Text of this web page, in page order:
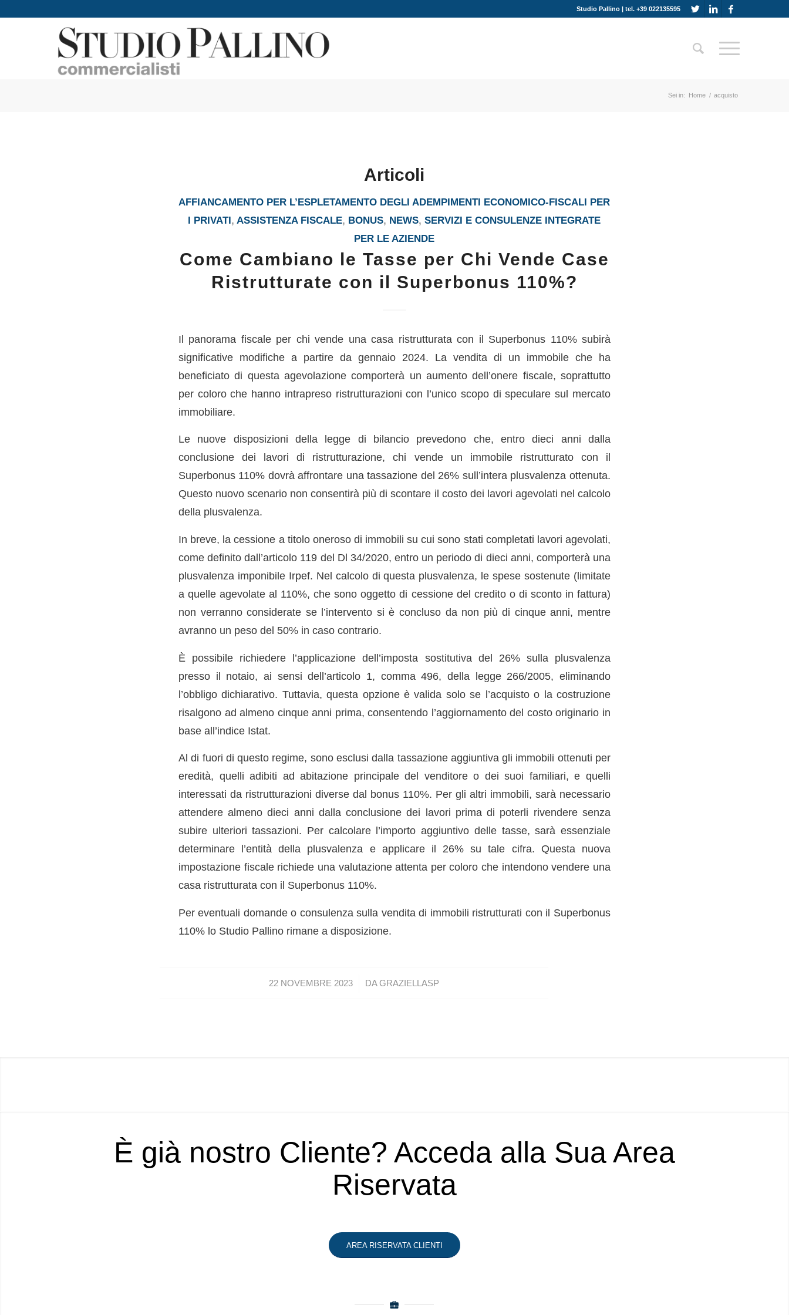
Studio Pallino | tel. +39 022135595
Sei in: Home / acquisto
Articoli
AFFIANCAMENTO PER L’ESPLETAMENTO DEGLI ADEMPIMENTI ECONOMICO-FISCALI PER
I PRIVATI,ASSISTENZA FISCALE, BONUS, NEWS,SERVIZI E CONSULENZE INTEGRATE
PER LE AZIENDE
Come Cambiano le Tasse per Chi Vende Case
Ristrutturate con il Superbonus 110%?
Il panorama fiscale per chi vende una casa ristrutturata con il Superbonus 110% subirà
significative modifiche a partire da gennaio 2024. La vendita di un immobile che ha
beneficiato di questa agevolazione comporterà un aumento dell’onere fiscale, soprattutto
per coloro che hanno intrapreso ristrutturazioni con l’unico scopo di speculare sul mercato
immobiliare.
Le nuove disposizioni della legge di bilancio prevedono che, entro dieci anni dalla
conclusione dei lavori di ristrutturazione, chi vende un immobile ristrutturato con il
Superbonus 110% dovrà affrontare una tassazione del 26% sull’intera plusvalenza ottenuta.
Questo nuovo scenario non consentirà più di scontare il costo dei lavori agevolati nel calcolo
della plusvalenza.
In breve, la cessione a titolo oneroso di immobili su cui sono stati completati lavori agevolati,
come definito dall’articolo 119 del Dl 34/2020, entro un periodo di dieci anni, comporterà una
plusvalenza imponibile Irpef. Nel calcolo di questa plusvalenza, le spese sostenute (limitate
a quelle agevolate al 110%, che sono oggetto di cessione del credito o di sconto in fattura)
non verranno considerate se l’intervento si è concluso da non più di cinque anni, mentre
avranno un peso del 50% in caso contrario.
È possibile richiedere l’applicazione dell’imposta sostitutiva del 26% sulla plusvalenza
presso il notaio, ai sensi dell’articolo 1, comma 496, della legge 266/2005, eliminando
l’obbligo dichiarativo. Tuttavia, questa opzione è valida solo se l’acquisto o la costruzione
risalgono ad almeno cinque anni prima, consentendo l’aggiornamento del costo originario in
base all’indice Istat.
Al di fuori di questo regime, sono esclusi dalla tassazione aggiuntiva gli immobili ottenuti per
eredità, quelli adibiti ad abitazione principale del venditore o dei suoi familiari, e quelli
interessati da ristrutturazioni diverse dal bonus 110%. Per gli altri immobili, sarà necessario
attendere almeno dieci anni dalla conclusione dei lavori prima di poterli rivendere senza
subire ulteriori tassazioni. Per calcolare l’importo aggiuntivo delle tasse, sarà essenziale
determinare l’entità della plusvalenza e applicare il 26% su tale cifra. Questa nuova
impostazione fiscale richiede una valutazione attenta per coloro che intendono vendere una
casa ristrutturata con il Superbonus 110%.
Per eventuali domande o consulenza sulla vendita di immobili ristrutturati con il Superbonus
110% lo Studio Pallino rimane a disposizione.
22 NOVEMBRE 2023
/ DAGRAZIELLASP
È già nostro Cliente? Acceda alla Sua Area
Riservata
AREA RISERVATA CLIENTI